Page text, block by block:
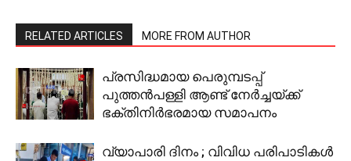
RELATED ARTICLES MORE FROM AUTHOR
പ്രസിദ്ധമായ പെരുമ്പടപ്പ്
പുത്തന്‍പള്ളി ആണ്ട് നേര്‍ച്ചയ്ക്ക്
ഭക്തിനിര്‍ഭരമായ സമാപനം
വ്യാപാരി ദിനം ; വിവിധ പരിപാടികള്‍